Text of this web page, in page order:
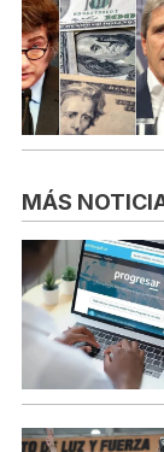
MÁS